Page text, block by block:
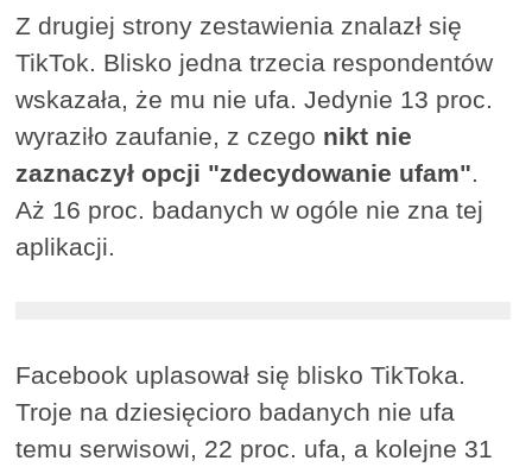
Z drugiej strony zestawienia znalazł się
TikTok. Blisko jedna trzecia respondentów
wskazała, że mu nie ufa. Jedynie 13 proc.
wyraziło zaufanie, z czego nikt nie
zaznaczył opcji "zdecydowanie ufam".
Aż 16 proc. badanych w ogóle nie zna tej
aplikacji.
Facebook uplasował się blisko TikToka.
Troje na dziesięcioro badanych nie ufa
temu serwisowi, 22 proc. ufa, a kolejne 31